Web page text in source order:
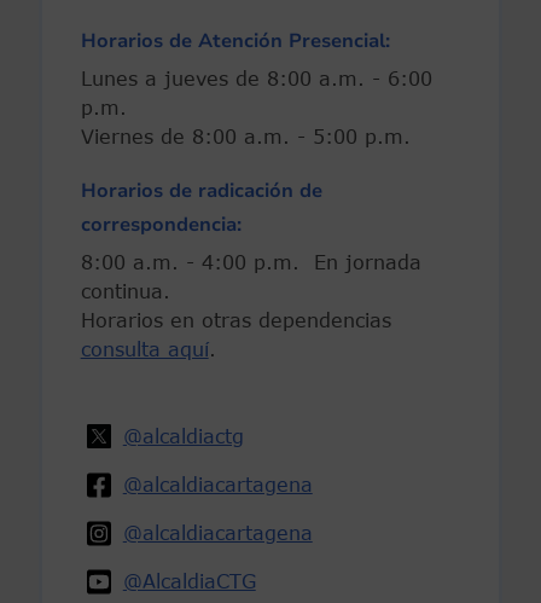
Horarios de Atención Presencial:
Lunes a jueves de 8:00 a.m. - 6:00
p.m.
Viernes de 8:00 a.m. - 5:00 p.m.
Horarios de radicación de
correspondencia:
8:00 a.m. - 4:00 p.m. En jornada
continua.
Horarios en otras dependencias
consulta aquí.
@alcaldiactg
@alcaldiacartagena
@alcaldiacartagena
@AlcaldiaCTG